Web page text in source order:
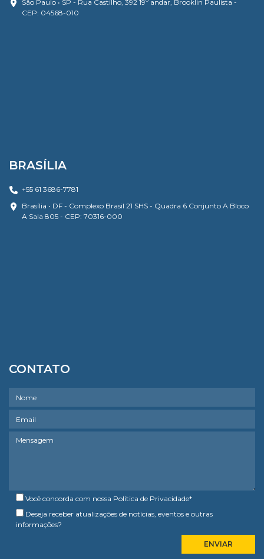
São Paulo • SP - Rua Castilho, 392 19º andar, Brooklin Paulista -
CEP: 04568-010
BRASÍLIA
+55 61 3686-7781
Brasília • DF - Complexo Brasil 21 SHS - Quadra 6 Conjunto A Bloco
A Sala 805 - CEP: 70316-000
CONTATO
Você concorda com nossa Política de Privacidade*
Deseja receber atualizações de notícias, eventos e outras
informações?